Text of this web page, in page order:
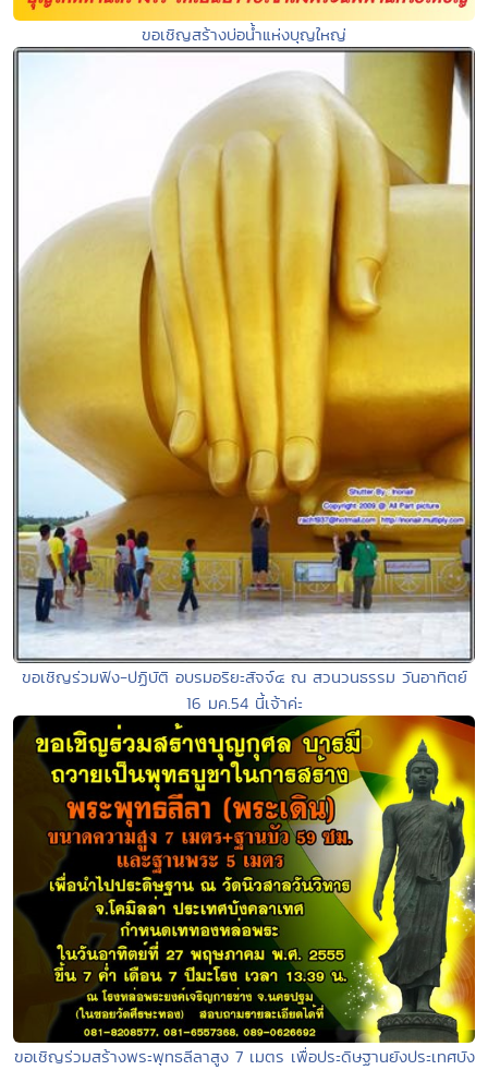
ขอเชิญสร้างบ่อน้ำแห่งบุญใหญ่
ขอเชิญร่วมฟัง-ปฏิบัติ อบรมอริยะสัจจ์๔ ณ สวนวนธรรม วันอาทิตย์
16 มค.54 นี้เจ้าค่ะ
ขอเชิญร่วมสร้างพระพุทธลีลาสูง 7 เมตร เพื่อประดิษฐานยังประเทศบัง